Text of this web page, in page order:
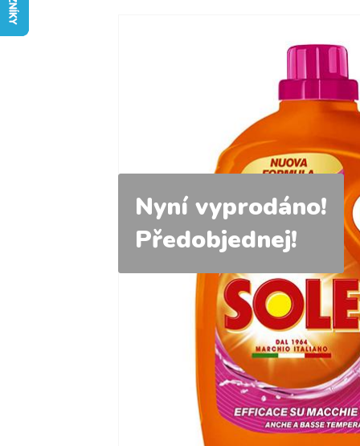
Nyní vyprodáno!
Předobjednej!